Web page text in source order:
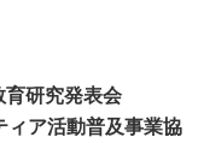
研究発表会
ア活動普及事業協